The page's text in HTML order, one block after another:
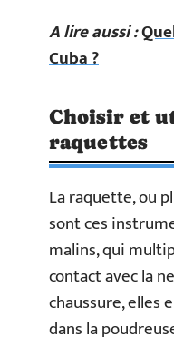
A lire aussi :
Cuba ?
Choisir et
raquettes
La raquette, ou
sont ces
malins, qui
contact avec la
chaussure, elles
dans la